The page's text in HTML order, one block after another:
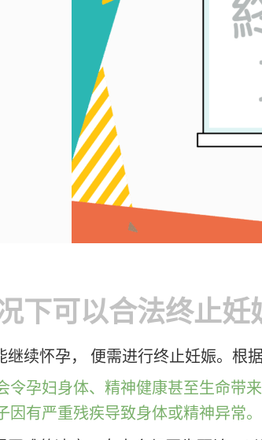
下可以合法终止妊
继续怀孕， 便需进行终止妊娠。根
令孕妇身体、精神健康甚至生命带
因有严重残疾导致身体或精神异常。